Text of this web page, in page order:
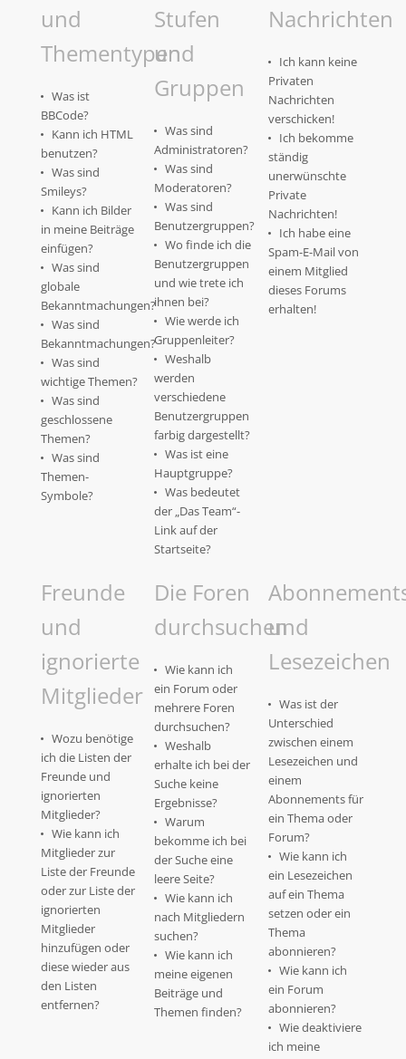
und
Thementypen
Was ist
BBCode?
Kann ich HTML
benutzen?
Was sind
Smileys?
Kann ich Bilder
in meine Beiträge
einfügen?
Was sind
globale
Bekanntmachungen?
Was sind
Bekanntmachungen?
Was sind
wichtige Themen?
Was sind
geschlossene
Themen?
Was sind
Themen-
Symbole?
Stufen
und
Gruppen
Was sind
Administratoren?
Was sind
Moderatoren?
Was sind
Benutzergruppen?
Wo finde ich die
Benutzergruppen
und wie trete ich
ihnen bei?
Wie werde ich
Gruppenleiter?
Weshalb
werden
verschiedene
Benutzergruppen
farbig dargestellt?
Was ist eine
Hauptgruppe?
Was bedeutet
der „Das Team“-
Link auf der
Startseite?
Nachrichten
Ich kann keine
Privaten
Nachrichten
verschicken!
Ich bekomme
ständig
unerwünschte
Private
Nachrichten!
Ich habe eine
Spam-E-Mail von
einem Mitglied
dieses Forums
erhalten!
Freunde
und
ignorierte
Mitglieder
Wozu benötige
ich die Listen der
Freunde und
ignorierten
Mitglieder?
Wie kann ich
Mitglieder zur
Liste der Freunde
oder zur Liste der
ignorierten
Mitglieder
hinzufügen oder
diese wieder aus
den Listen
entfernen?
Die Foren
durchsuchen
Wie kann ich
ein Forum oder
mehrere Foren
durchsuchen?
Weshalb
erhalte ich bei der
Suche keine
Ergebnisse?
Warum
bekomme ich bei
der Suche eine
leere Seite?
Wie kann ich
nach Mitgliedern
suchen?
Wie kann ich
meine eigenen
Beiträge und
Themen finden?
und
Lesezeichen
Was ist der
Unterschied
zwischen einem
Lesezeichen und
einem
Abonnements für
ein Thema oder
Forum?
Wie kann ich
ein Lesezeichen
auf ein Thema
setzen oder ein
Thema
abonnieren?
Wie kann ich
ein Forum
abonnieren?
Wie deaktiviere
ich meine